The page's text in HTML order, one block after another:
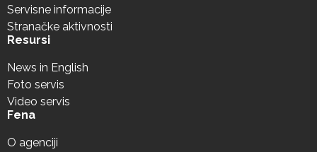
Servisne informacije
Stranačke aktivnosti
Resursi
News in English
Foto servis
Video servis
Fena
O agenciji